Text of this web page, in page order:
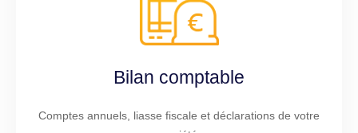
Bilan comptable
Comptes annuels, liasse fiscale et déclarations de votre